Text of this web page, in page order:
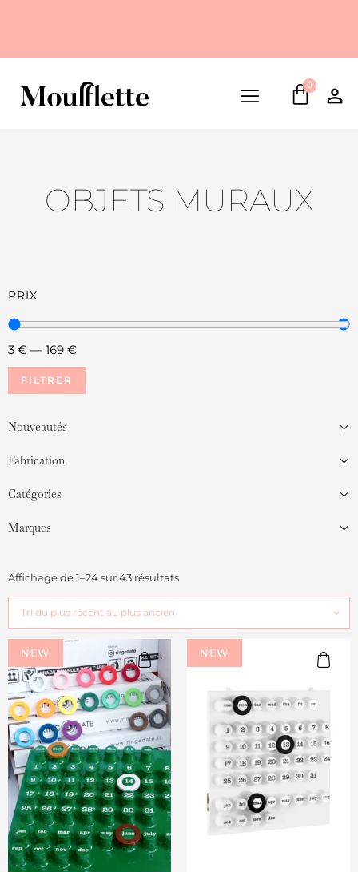
0
OBJETS MURAUX
PRIX
3 € — 169 €
FILTRER
Nouveautés
Fabrication
Catégories
Marques
Affichage de 1–24 sur 43 résultats
NEW NEW